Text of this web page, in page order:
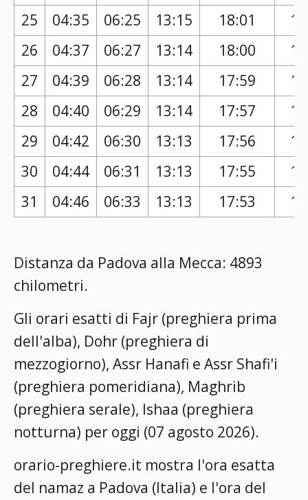
25
04:35 06:25 13:15 18:01
26
04:37 06:27 13:14 18:00
27
04:39 06:28 13:14 17:59
28
04:40 06:29 13:14 17:57
29
04:42 06:30 13:13 17:56
30
04:44 06:31 13:13 17:55
31
04:46 06:33 13:13 17:53
Distanza da Padova alla Mecca: 4893
chilometri.
Gli orari esatti di Fajr (preghiera prima
dell'alba), Dohr (preghiera di
mezzogiorno), Assr Hanafi e Assr Shafi'i
(preghiera pomeridiana), Maghrib
(preghiera serale), Ishaa (preghiera
notturna) per oggi (07 agosto 2026).
orario-preghiere.it mostra l'ora esatta
del namaz a Padova (Italia) e l'ora del